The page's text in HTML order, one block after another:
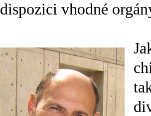
dispozici vhodné